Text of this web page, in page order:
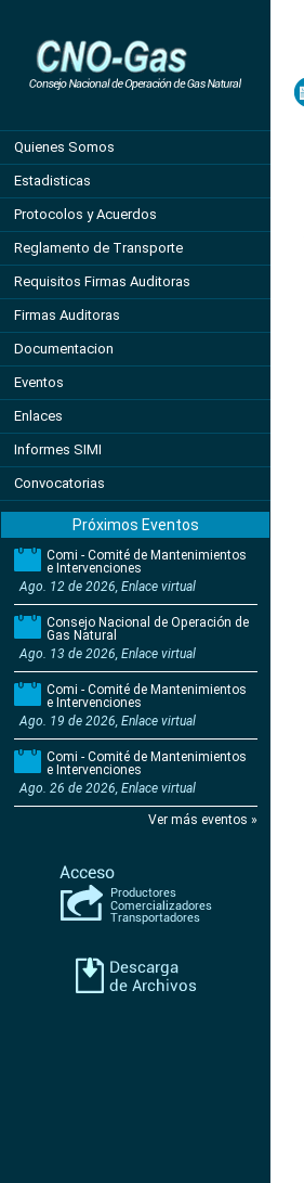
Quienes Somos
Estadisticas
Protocolos y Acuerdos
Reglamento de Transporte
Requisitos Firmas Auditoras
Firmas Auditoras
Documentacion
Eventos
Enlaces
Informes SIMI
Convocatorias
Próximos Eventos
Comi - Comité de Mantenimientos
e Intervenciones
Ago. 12 de 2026, Enlace virtual
Consejo Nacional de Operación de
Gas Natural
Ago. 13 de 2026, Enlace virtual
Comi - Comité de Mantenimientos
e Intervenciones
Ago. 19 de 2026, Enlace virtual
Comi - Comité de Mantenimientos
e Intervenciones
Ago. 26 de 2026, Enlace virtual
Ver más eventos »